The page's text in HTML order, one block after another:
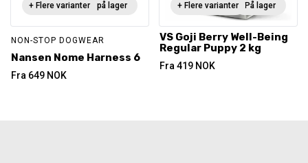
Ikke på lager
+ Flere varianter
NON-STOP DOGWEAR
Nansen Nome Harness 6
Fra 649 NOK
På lager
+ Flere varianter
VS Goji Berry Well-Being
Regular Puppy 2 kg
Fra419 NOK